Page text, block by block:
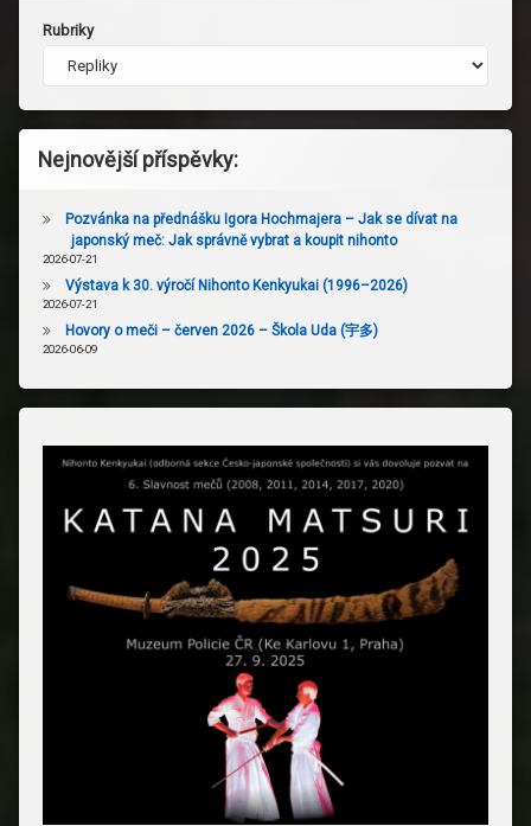
Rubriky
Nejnovější příspěvky:
Pozvánka na přednášku Igora Hochmajera – Jak se dívat na
japonský meč: Jak správně vybrat a koupit nihonto
2026-07-21
Výstava k 30. výročí Nihonto Kenkyukai (1996–2026)
2026-07-21
Hovory o meči – červen 2026 – Škola Uda (宇多)
2026-06-09